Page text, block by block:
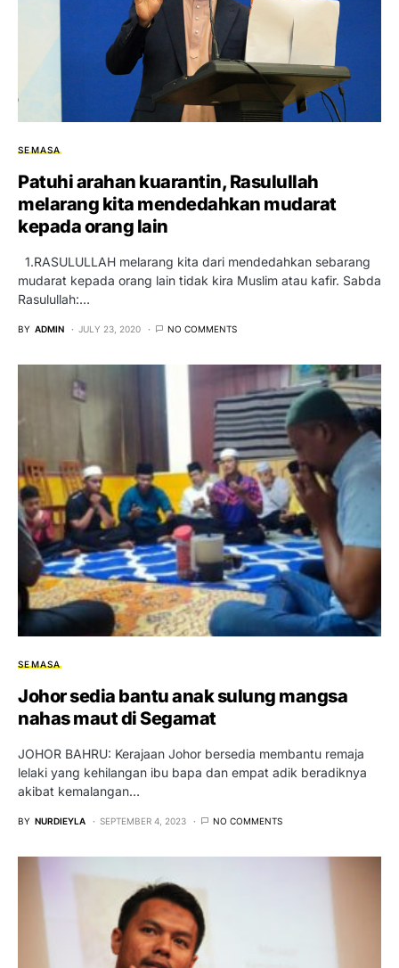
SEMASA
Patuhi arahan kuarantin, Rasulullah
melarang kita mendedahkan mudarat
kepada orang lain
1.RASULULLAH melarang kita dari mendedahkan sebarang
mudarat kepada orang lain tidak kira Muslim atau kafir. Sabda
Rasulullah:…
BY ADMIN JULY 23, 2020 NO COMMENTS
SEMASA
Johor sedia bantu anak sulung mangsa
nahas maut di Segamat
JOHOR BAHRU: Kerajaan Johor bersedia membantu remaja
lelaki yang kehilangan ibu bapa dan empat adik beradiknya
akibat kemalangan…
BY NURDIEYLA SEPTEMBER 4, 2023 NO COMMENTS